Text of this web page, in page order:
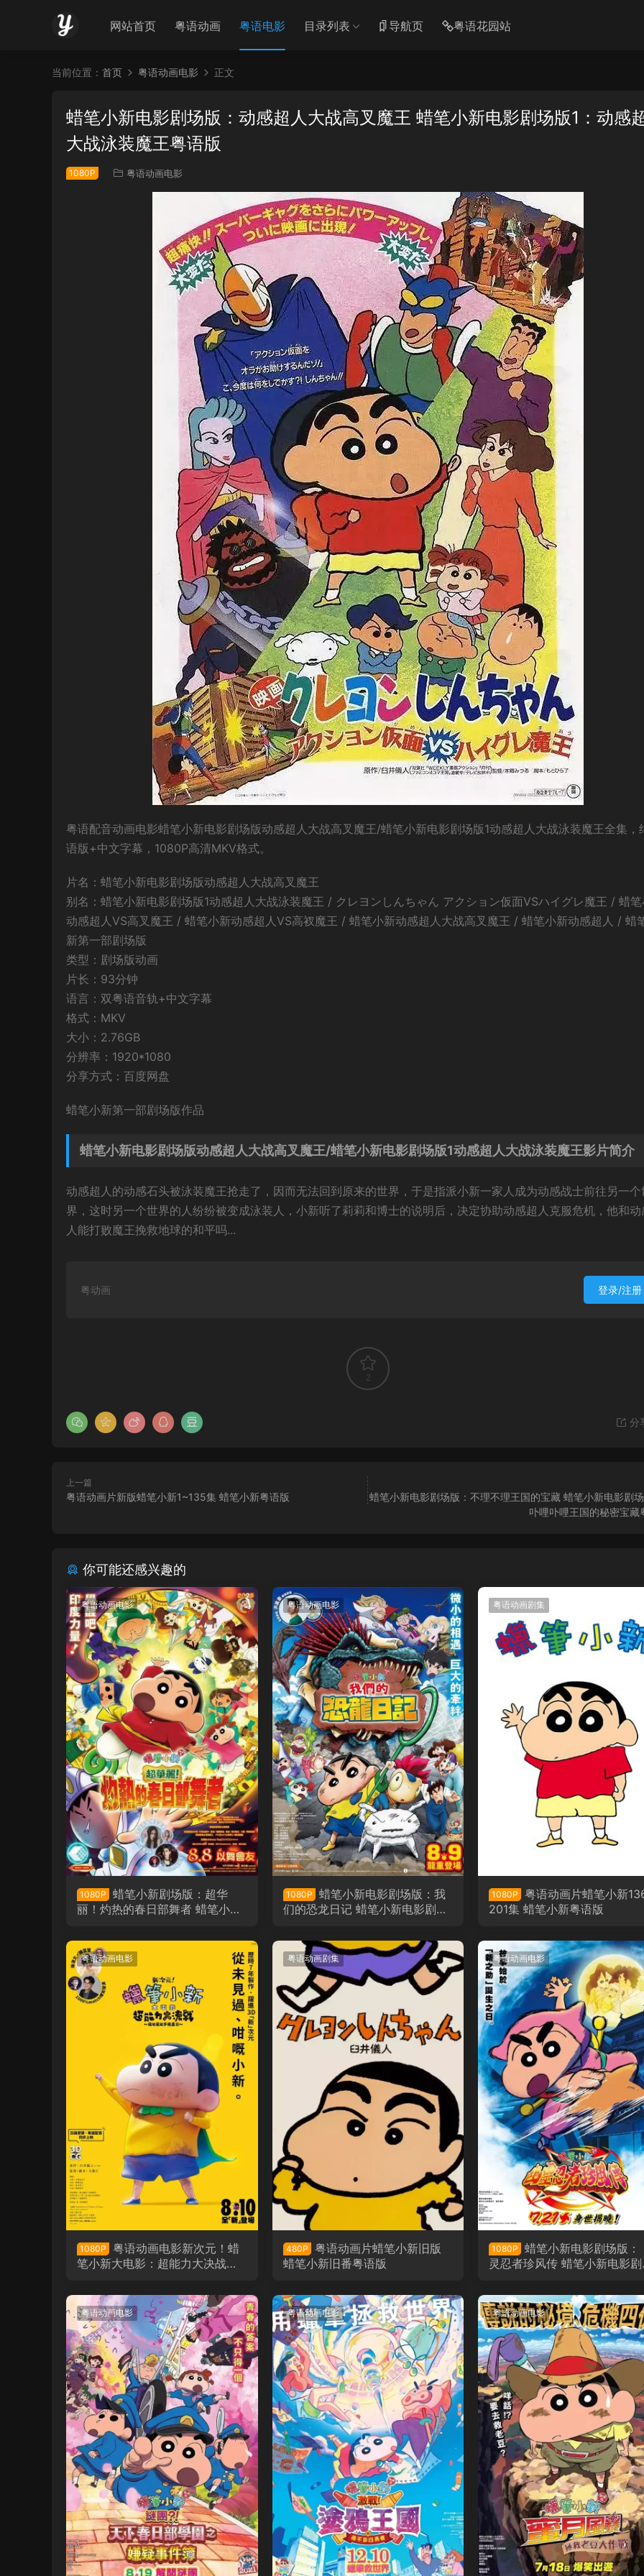
网站首页 粤语动画 粤语电影 目录列表 导航页 粤语花园站
当前位置： 首页 粤语动画电影 正文
蜡笔小新电影剧场版：动感超人大战高叉魔王 蜡笔小新电影剧场版1：动感
大战泳装魔王粤语版
1080P 粤语动画电影
粤语配音动画电影蜡笔小新电影剧场版动感超人大战高叉魔王/蜡笔小新电影剧场版1动感超人大战泳装魔王全集，
语版+中文字幕，1080P高清MKV格式。
片名：蜡笔小新电影剧场版动感超人大战高叉魔王
别名：蜡笔小新电影剧场版1动感超人大战泳装魔王 / クレヨンしんちゃん アクション仮面VSハイグレ魔王 / 蜡
动感超人VS高叉魔王 / 蜡笔小新动感超人VS高衩魔王 / 蜡笔小新动感超人大战高叉魔王 / 蜡笔小新动感超人 / 蜡
新第一部剧场版
类型：剧场版动画
片长：93分钟
语言：双粤语音轨+中文字幕
格式：MKV
大小：2.76GB
分辨率：1920*1080
分享方式：百度网盘
蜡笔小新第一部剧场版作品
蜡笔小新电影剧场版动感超人大战高叉魔王/蜡笔小新电影剧场版1动感超人大战泳装魔王影片简介
动感超人的动感石头被泳装魔王抢走了，因而无法回到原来的世界，于是指派小新一家人成为动感战士前往另一个
界，这时另一个世界的人纷纷被变成泳装人，小新听了莉莉和博士的说明后，决定协助动感超人克服危机，他和动
人能打败魔王挽救地球的和平吗...
粤动画 登录/注册
2
分
上一篇
粤语动画片新版蜡笔小新1~135集 蜡笔小新粤语版
蜡笔小新电影剧场版：不理不理王国的宝藏 蜡笔小新电影剧
卟哩卟哩王国的秘密宝藏
你可能还感兴趣的
粤语动画电影
1080P
蜡笔小新剧场版：超华
丽！灼热的春日部舞者 蜡笔小新
者们粤语版
粤语动画电影
1080P
蜡笔小新电影剧场版：我
们的恐龙日记 蜡笔小新电影剧场
粤语动画剧集
1080P
粤语动画片蜡笔小新
201集 蜡笔小新粤语版
粤语动画电影
1080P
粤语动画电影新次元！蜡
笔小新大电影：超能力大决战～
新次元！超能力大决战粤语版
粤语动画剧集
480P
粤语动画片蜡笔小新旧版
蜡笔小新旧番粤语版
粤语动画电影
1080P
蜡笔小新电影剧场版：
灵忍者珍风传 蜡笔小新电影
粤语动画电影 粤语动画电影 粤语动画电影